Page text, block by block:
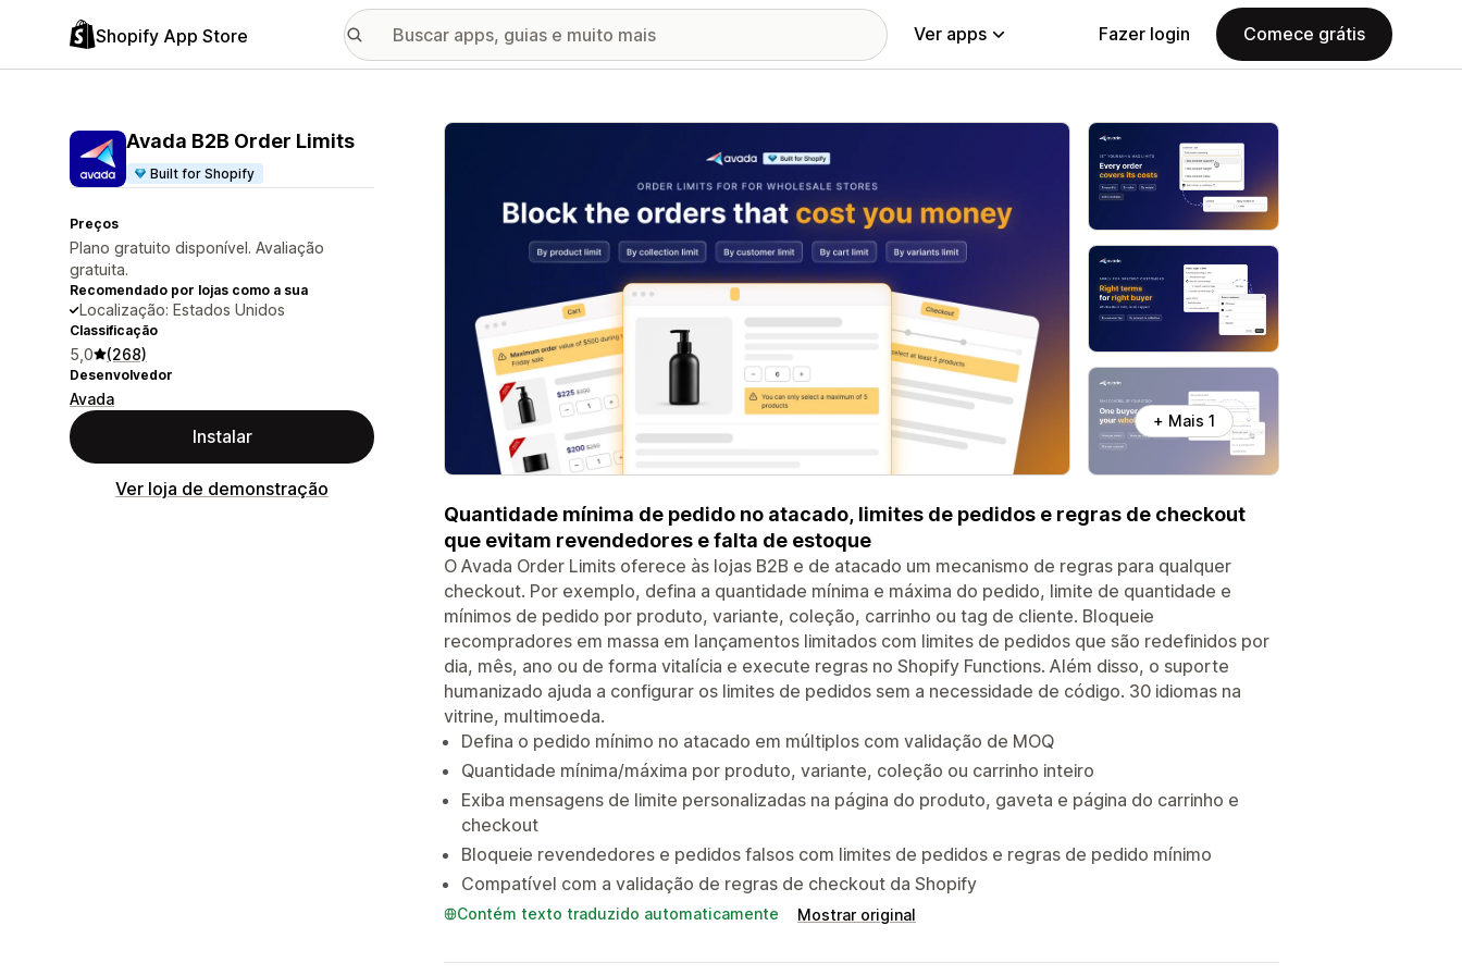
Shopify App Store Ver apps Fazer login Comece grátis
Avada B2B Order Limits
Built for Shopify
Preços
Plano gratuito disponível. Avaliação
gratuita.
Recomendado por lojas como a sua
Localização: Estados Unidos
Classificação
5,0 (268)
Desenvolvedor
Avada
Instalar
Ver loja de demonstração
Galeria de imagens em destaque
+ Mais 1
Quantidade mínima de pedido no atacado, limites de pedidos e regras de checkout
que evitam revendedores e falta de estoque
O Avada Order Limits oferece às lojas B2B e de atacado um mecanismo de regras para qualquer
checkout. Por exemplo, defina a quantidade mínima e máxima do pedido, limite de quantidade e
mínimos de pedido por produto, variante, coleção, carrinho ou tag de cliente. Bloqueie
recompradores em massa em lançamentos limitados com limites de pedidos que são redefinidos por
dia, mês, ano ou de forma vitalícia e execute regras no Shopify Functions. Além disso, o suporte
humanizado ajuda a configurar os limites de pedidos sem a necessidade de código. 30 idiomas na
vitrine, multimoeda.
Defina o pedido mínimo no atacado em múltiplos com validação de MOQ
Quantidade mínima/máxima por produto, variante, coleção ou carrinho inteiro
Exiba mensagens de limite personalizadas na página do produto, gaveta e página do carrinho e
checkout
Bloqueie revendedores e pedidos falsos com limites de pedidos e regras de pedido mínimo
Compatível com a validação de regras de checkout da Shopify
Contém texto traduzido automaticamente Mostrar original